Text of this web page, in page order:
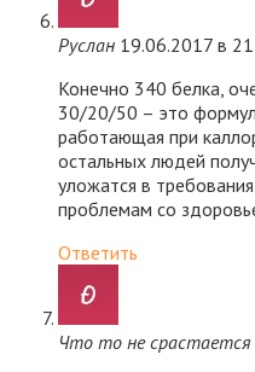
Руслан 19.06.2017 в
Конечно 340 белка,
30/20/50 – это
работающая при
остальных людей
уложатся в
проблемам со
Ответить
Что то не срастается